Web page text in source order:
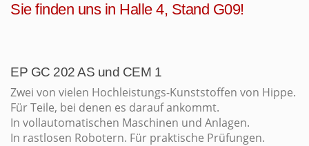
Sie finden uns in Halle 4, Stand G09!
EP GC 202 AS und CEM 1
Zwei von vielen Hochleistungs-Kunststoffen von Hippe.
Für Teile, bei denen es darauf ankommt.
In vollautomatischen Maschinen und Anlagen.
In rastlosen Robotern. Für praktische Prüfungen.